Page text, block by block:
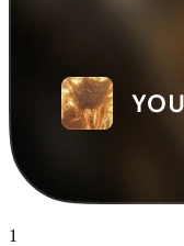
1